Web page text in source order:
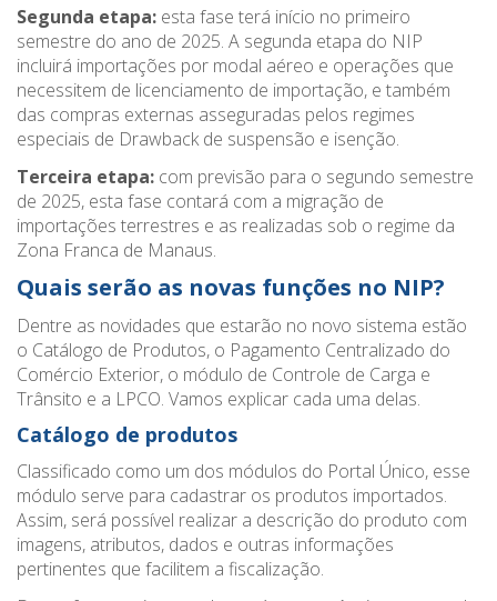
Segunda etapa: esta fase terá início no primeiro
semestre do ano de 2025. A segunda etapa do NIP
incluirá importações por modal aéreo e operações que
necessitem de licenciamento de importação, e também
das compras externas asseguradas pelos regimes
especiais de Drawback de suspensão e isenção.
Terceira etapa: com previsão para o segundo semestre
de 2025, esta fase contará com a migração de
importações terrestres e as realizadas sob o regime da
Zona Franca de Manaus.
Quais serão as novas funções no NIP?
Dentre as novidades que estarão no novo sistema estão
o Catálogo de Produtos, o Pagamento Centralizado do
Comércio Exterior, o módulo de Controle de Carga e
Trânsito e a LPCO. Vamos explicar cada uma delas.
Catálogo de produtos
Classificado como um dos módulos do Portal Único, esse
módulo serve para cadastrar os produtos importados.
Assim, será possível realizar a descrição do produto com
imagens, atributos, dados e outras informações
pertinentes que facilitem a fiscalização.